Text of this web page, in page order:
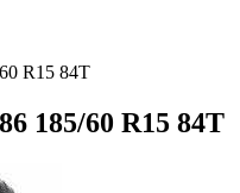
R15 84T
185/60 R15 84T